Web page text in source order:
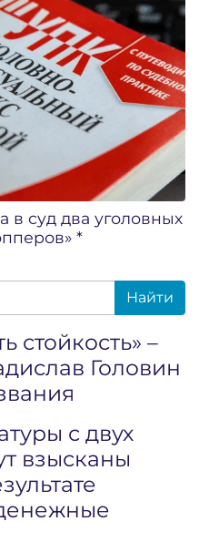
в суд два уголовных
*
Найти
стойкость» –
Головин
с двух
взысканы